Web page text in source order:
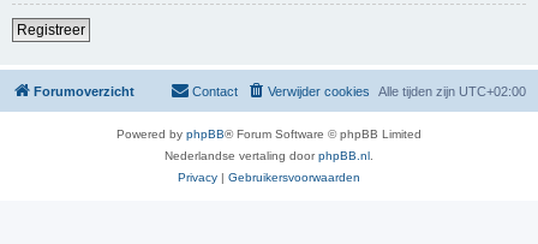
Registreer
Forumoverzicht Alle tijden zijn UTC+02:00
Verwijder cookies
Contact
Powered by phpBB® Forum Software © phpBB Limited
Nederlandse vertaling doorphpBB.nl
Privacy | Gebruikersvoorwaarden